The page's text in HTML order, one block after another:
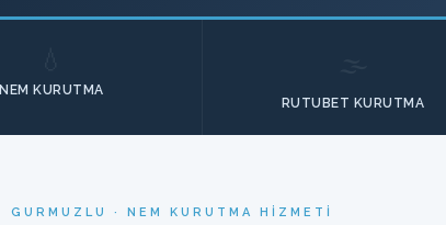
NEM KURUTMA
RUTUBET KURUTMA
GURMUZLU · NEM KURUTMA HIZMETI